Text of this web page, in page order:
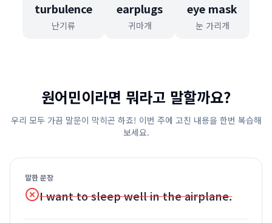
turbulence
난기류
earplugs
귀마개
eye mask
눈 가리개
원어민이라면 뭐라고 말할까요?
우리 모두 가끔 말문이 막히곤 하죠! 이번 주에 고친 내용을 한번 복습해
보세요.
말한 문장
I want to sleep well in the airplane.